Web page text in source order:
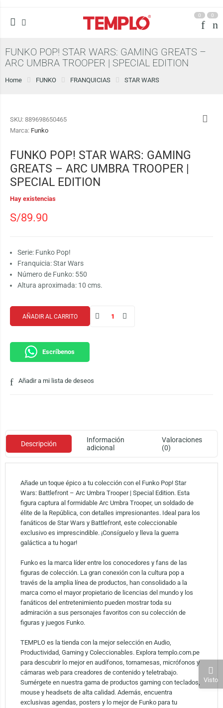
0 0
FUNKO POP! STAR WARS: GAMING GREATS –
ARC UMBRA TROOPER | SPECIAL EDITION
Home FUNKO FRANQUICIAS STAR WARS
SKU: 889698650465
Marca: Funko
FUNKO POP! STAR WARS: GAMING
GREATS – ARC UMBRA TROOPER |
SPECIAL EDITION
Hay existencias
S/89.90
Serie: Funko Pop!
Franquicia: Star Wars
Número de Funko: 550
Altura aproximada: 10 cms.
AÑADIR AL CARRITO
Escríbenos
Añadir a mi lista de deseos
Descripción
Información
adicional
Valoraciones
(0)
Añade un toque épico a tu colección con el Funko Pop! Star
Wars: Battlefront – Arc Umbra Trooper | Special Edition. Esta
figura captura al formidable Arc Umbra Trooper, un soldado de
élite de la República, con detalles impresionantes. Ideal para los
fanáticos de Star Wars y Battlefront, este coleccionable
exclusivo es imprescindible. ¡Consíguelo y lleva la guerra
galáctica a tu hogar!
Funko es la marca líder entre los conocedores y fans de las
figuras de colección. La gran conexión con la cultura pop a
través de la amplia línea de productos, han consolidado a la
marca como el mayor propietario de licencias del mundo y los
fanáticos del entretenimiento pueden mostrar toda su
admiración a sus personajes favoritos con su colección de
figuras y juegos Funko.
TEMPLO es la tienda con la mejor selección en Audio,
Productividad, Gaming y Coleccionables. Explora templo.com.pe
para descubrir lo mejor en audífonos, tornamesas, micrófonos y
cámaras web para creadores de contenido y teletrabajo.
Sumérgete en nuestra gama de productos gaming con teclados,
mouse y headsets de alta calidad. Además, encuentra
exclusivas agendas, posters y lo mejor de Funko para tu
Visto